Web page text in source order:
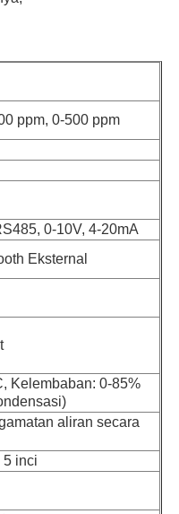
ppm, 0-500 ppm
0-10V, 4-20mA
Eksternal
Kelembaban: 0-85%
aliran secara
5 inci